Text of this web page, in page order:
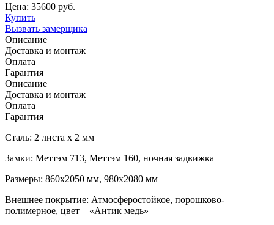
Цена: 35600 руб.
Купить
Вызвать замерщика
Описание
Доставка и монтаж
Оплата
Гарантия
Описание
Доставка и монтаж
Оплата
Гарантия
Сталь: 2 листа x 2 мм
Замки: Меттэм 713, Меттэм 160, ночная задвижка
Размеры: 860х2050 мм, 980х2080 мм
Внешнее покрытие: Атмосферостойкое, порошково-
полимерное, цвет – «Антик медь»